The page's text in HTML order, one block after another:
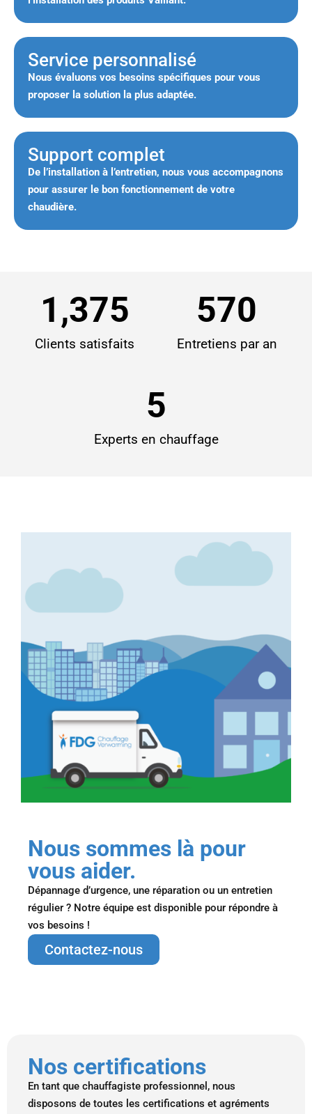
Service personnalisé
Nous évaluons vos besoins spécifiques pour vous
proposer la solution la plus adaptée.
Support complet
De l’installation à l’entretien, nous vous accompagnons
pour assurer le bon fonctionnement de votre
chaudière.
Clients satisfaits
1,375
Entretiens par an
570
Experts en chauffage
5
Nous sommes là pour
vous aider.
Dépannage d’urgence, une réparation ou un entretien
régulier ? Notre équipe est disponible pour répondre à
vos besoins !
Contactez-nous
Nos certifications
En tant que chauffagiste professionnel, nous
disposons de toutes les certifications et agréments